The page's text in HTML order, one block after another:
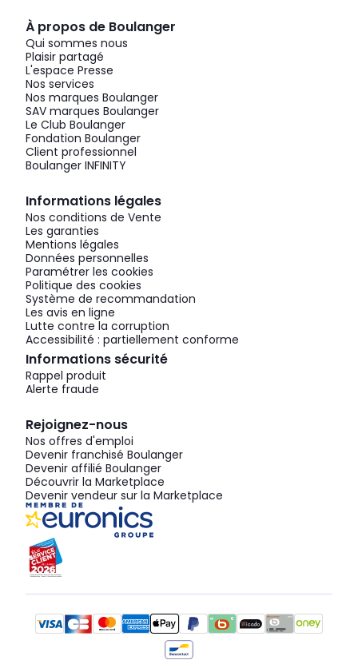
À propos de Boulanger
Qui sommes nous
Plaisir partagé
L'espace Presse
Nos services
Nos marques Boulanger
SAV marques Boulanger
Le Club Boulanger
Fondation Boulanger
Client professionnel
Boulanger INFINITY
Informations légales
Nos conditions de Vente
Les garanties
Mentions légales
Données personnelles
Paramétrer les cookies
Politique des cookies
Système de recommandation
Les avis en ligne
Lutte contre la corruption
Accessibilité : partiellement conforme
Informations sécurité
Rappel produit
Alerte fraude
Rejoignez-nous
Nos offres d'emploi
Devenir franchisé Boulanger
Devenir affilié Boulanger
Découvrir la Marketplace
Devenir vendeur sur la Marketplace